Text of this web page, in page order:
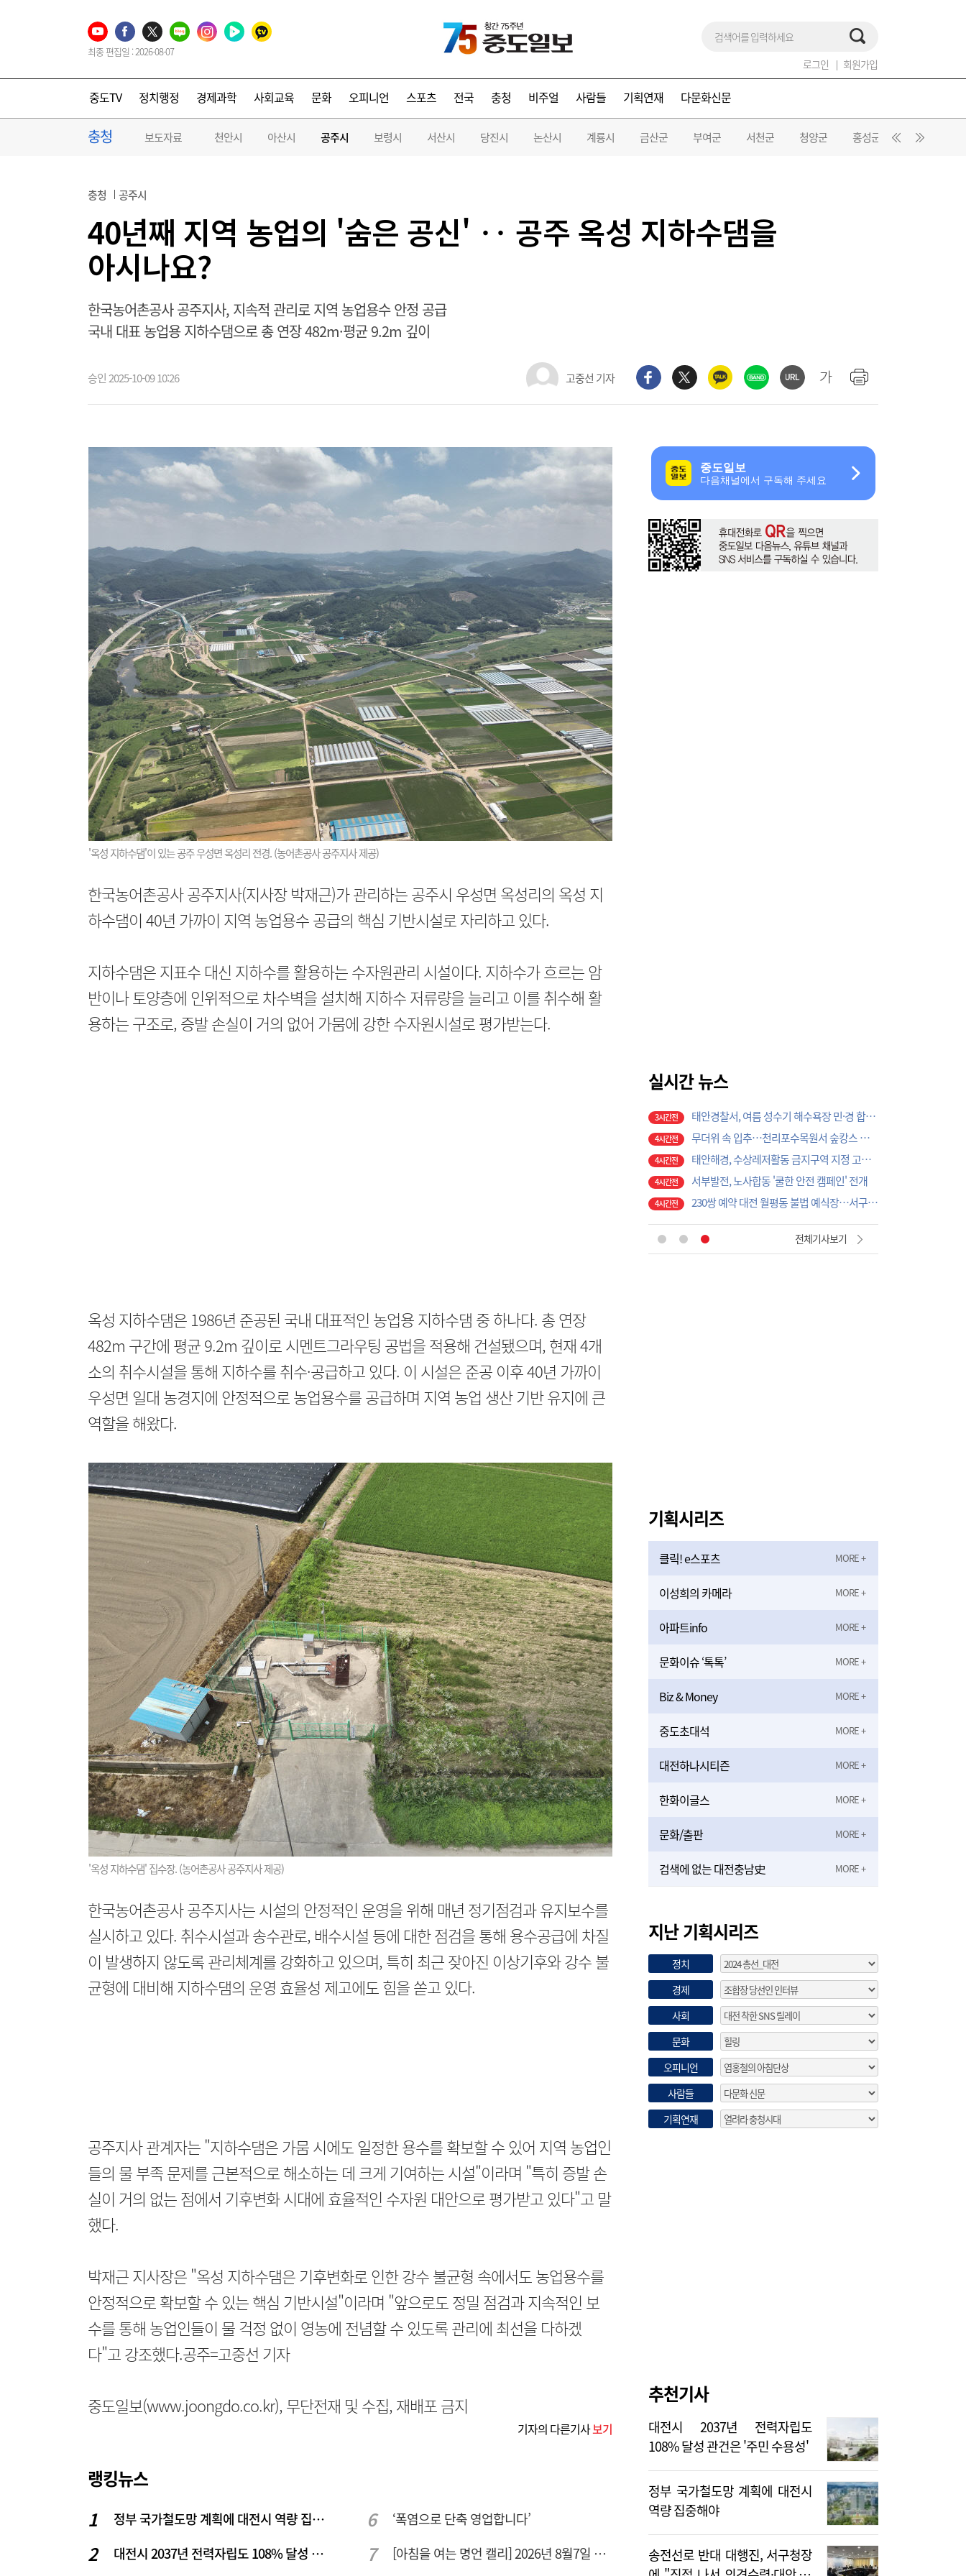
최종 편집일 : 2026-08-07
로그인 회원가입
중도TV 정치행정 경제과학 사회교육 문화 오피니언 스포츠 전국 충청 비주얼 사람들 기획연재 다문화신문
충청 보도자료 천안시 아산시 공주시 보령시 서산시 당진시 논산시 계룡시 금산군 부여군 서천군 청양군 홍성군 예산군
충청 공주시
40년째 지역 농업의 '숨은 공신' ‥ 공주 옥성 지하수댐을
아시나요?
한국농어촌공사 공주지사, 지속적 관리로 지역 농업용수 안정 공급
국내 대표 농업용 지하수댐으로 총 연장 482m·평균 9.2m 깊이
승인 2025-10-09 10:26 고중선 기자
'옥성 지하수댐'이 있는 공주 우성면 옥성리 전경. (농어촌공사 공주지사 제공)
한국농어촌공사 공주지사(지사장 박재근)가 관리하는 공주시 우성면 옥성리의 옥성 지
하수댐이 40년 가까이 지역 농업용수 공급의 핵심 기반시설로 자리하고 있다.
지하수댐은 지표수 대신 지하수를 활용하는 수자원관리 시설이다. 지하수가 흐르는 암
반이나 토양층에 인위적으로 차수벽을 설치해 지하수 저류량을 늘리고 이를 취수해 활
용하는 구조로, 증발 손실이 거의 없어 가뭄에 강한 수자원시설로 평가받는다.
옥성 지하수댐은 1986년 준공된 국내 대표적인 농업용 지하수댐 중 하나다. 총 연장
482m 구간에 평균 9.2m 깊이로 시멘트그라우팅 공법을 적용해 건설됐으며, 현재 4개
소의 취수시설을 통해 지하수를 취수·공급하고 있다. 이 시설은 준공 이후 40년 가까이
우성면 일대 농경지에 안정적으로 농업용수를 공급하며 지역 농업 생산 기반 유지에 큰
역할을 해왔다.
'옥성 지하수댐' 집수장. (농어촌공사 공주지사 제공)
한국농어촌공사 공주지사는 시설의 안정적인 운영을 위해 매년 정기점검과 유지보수를
실시하고 있다. 취수시설과 송수관로, 배수시설 등에 대한 점검을 통해 용수공급에 차질
이 발생하지 않도록 관리체계를 강화하고 있으며, 특히 최근 잦아진 이상기후와 강수 불
균형에 대비해 지하수댐의 운영 효율성 제고에도 힘을 쏟고 있다.
공주지사 관계자는 "지하수댐은 가뭄 시에도 일정한 용수를 확보할 수 있어 지역 농업인
들의 물 부족 문제를 근본적으로 해소하는 데 크게 기여하는 시설"이라며 "특히 증발 손
실이 거의 없는 점에서 기후변화 시대에 효율적인 수자원 대안으로 평가받고 있다"고 말
했다.
박재근 지사장은 "옥성 지하수댐은 기후변화로 인한 강수 불균형 속에서도 농업용수를
안정적으로 확보할 수 있는 핵심 기반시설"이라며 "앞으로도 정밀 점검과 지속적인 보
수를 통해 농업인들이 물 걱정 없이 영농에 전념할 수 있도록 관리에 최선을 다하겠
다"고 강조했다.공주=고중선 기자
중도일보(www.joongdo.co.kr), 무단전재 및 수집, 재배포 금지
기자의 다른기사보기
랭킹뉴스
정부 국가철도망 계획에 대전시 역량 집중해야
대전시 2037년 전력자립도 108% 달성 관건은 '주민 수용성'
‘폭염으로 단축 영업합니다’
[아침을 여는 명언 캘리] 2026년 8월7일 금요일
실시간 뉴스
3시간전
3시간전 태안경찰서, 여름 성수기 해수욕장 민·경 합동 순찰 릴레이 추진
4시간전 무더위 속 입추…천리포수목원서 숲캉스 즐겨요!
4시간전 태안해경, 수상레저활동 금지구역 지정 고시 개정
4시간전 서부발전, 노사합동 '쿨한 안전 캠페인' 전개
4시간전 230쌍 예약 대전 월평동 불법 예식장…서구의회 예비부부 피해 대책 촉구
7분전 청소년이 제안한 지방소멸 대응 아이디어…공주고 학생 동아리 ‘저스티스’, 공주시에 정책 제안
10분전
전체기사보기
기획시리즈
클릭! e스포츠
이성희의 카메라
아파트info
문화이슈 ‘톡톡’
Biz & Money
중도초대석
대전하나시티즌
한화이글스
문화/출판
검색에 없는 대전충남史
지난 기획시리즈
정치
경제
사회
문화
오피니언
사람들
기획연재
추천기사
대전시 2037년 전력자립도
108% 달성 관건은 '주민 수용성'
정부 국가철도망 계획에 대전시
역량 집중해야
송전선로 반대 대행진, 서구청장